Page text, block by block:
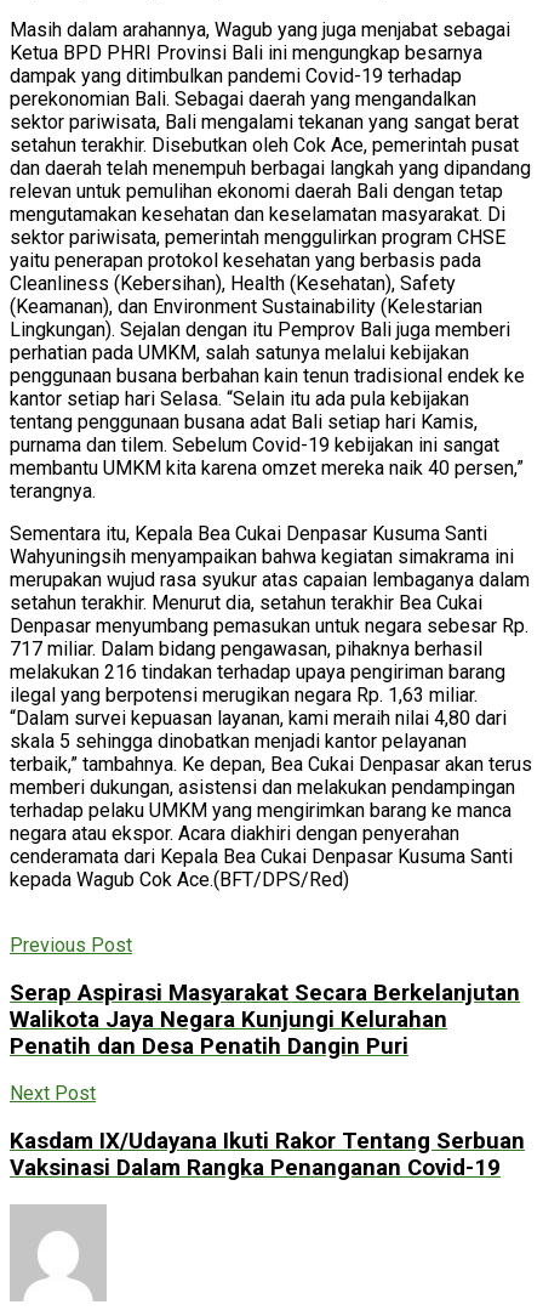
Masih dalam arahannya, Wagub yang juga menjabat sebagai
Ketua BPD PHRI Provinsi Bali ini mengungkap besarnya
dampak yang ditimbulkan pandemi Covid-19 terhadap
perekonomian Bali. Sebagai daerah yang mengandalkan
sektor pariwisata, Bali mengalami tekanan yang sangat berat
setahun terakhir. Disebutkan oleh Cok Ace, pemerintah pusat
dan daerah telah menempuh berbagai langkah yang dipandang
relevan untuk pemulihan ekonomi daerah Bali dengan tetap
mengutamakan kesehatan dan keselamatan masyarakat. Di
sektor pariwisata, pemerintah menggulirkan program CHSE
yaitu penerapan protokol kesehatan yang berbasis pada
Cleanliness (Kebersihan), Health (Kesehatan), Safety
(Keamanan), dan Environment Sustainability (Kelestarian
Lingkungan). Sejalan dengan itu Pemprov Bali juga memberi
perhatian pada UMKM, salah satunya melalui kebijakan
penggunaan busana berbahan kain tenun tradisional endek ke
kantor setiap hari Selasa. “Selain itu ada pula kebijakan
tentang penggunaan busana adat Bali setiap hari Kamis,
purnama dan tilem. Sebelum Covid-19 kebijakan ini sangat
membantu UMKM kita karena omzet mereka naik 40 persen,”
terangnya.
Sementara itu, Kepala Bea Cukai Denpasar Kusuma Santi
Wahyuningsih menyampaikan bahwa kegiatan simakrama ini
merupakan wujud rasa syukur atas capaian lembaganya dalam
setahun terakhir. Menurut dia, setahun terakhir Bea Cukai
Denpasar menyumbang pemasukan untuk negara sebesar Rp.
717 miliar. Dalam bidang pengawasan, pihaknya berhasil
melakukan 216 tindakan terhadap upaya pengiriman barang
ilegal yang berpotensi merugikan negara Rp. 1,63 miliar.
“Dalam survei kepuasan layanan, kami meraih nilai 4,80 dari
skala 5 sehingga dinobatkan menjadi kantor pelayanan
terbaik,” tambahnya. Ke depan, Bea Cukai Denpasar akan terus
memberi dukungan, asistensi dan melakukan pendampingan
terhadap pelaku UMKM yang mengirimkan barang ke manca
negara atau ekspor. Acara diakhiri dengan penyerahan
cenderamata dari Kepala Bea Cukai Denpasar Kusuma Santi
kepada Wagub Cok Ace.(BFT/DPS/Red)
Previous Post
Serap Aspirasi Masyarakat Secara Berkelanjutan
Walikota Jaya Negara Kunjungi Kelurahan
Penatih dan Desa Penatih Dangin Puri
Next Post
Kasdam IX/Udayana Ikuti Rakor Tentang Serbuan
Vaksinasi Dalam Rangka Penanganan Covid-19